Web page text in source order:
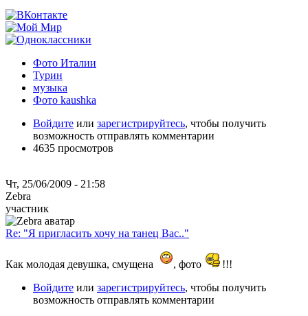
Фото Италии
Турин
музыка
Фото kaushka
Войдите или зарегистрируйтесь, чтобы получить
возможность отправлять комментарии
4635 просмотров
Чт, 25/06/2009 - 21:58
Zebra
участник
Re: "Я пригласить хочу на танец Вас.."
Как молодая девушка, смущена , фото
!!!
Войдите или зарегистрируйтесь, чтобы получить
возможность отправлять комментарии